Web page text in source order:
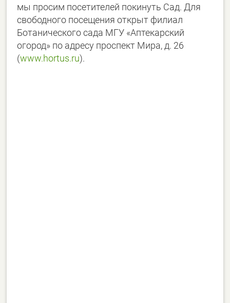
мы просим посетителей покинуть Сад. Для
свободного посещения открыт филиал
Ботанического сада МГУ «Аптекарский
огород» по адресу проспект Мира, д. 26
(www.hortus.ru).